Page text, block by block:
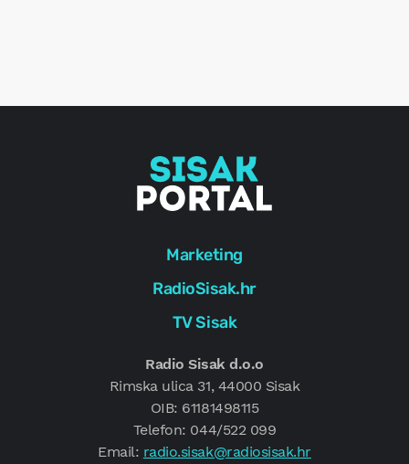
Marketing
RadioSisak.hr
TV Sisak
Radio Sisak d.o.o
Rimska ulica 31, 44000 Sisak
OIB: 61181498115
Telefon: 044/522 099
Email: radio.sisak@radiosisak.hr